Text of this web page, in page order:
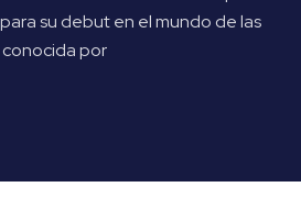
su debut en el mundo de las
conocida por